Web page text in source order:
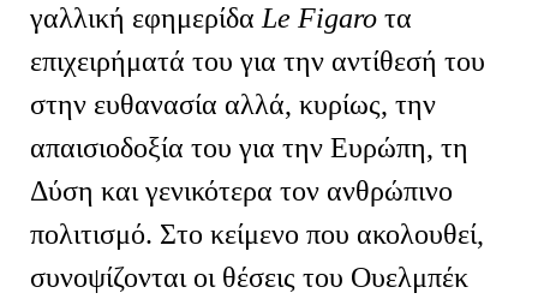
γαλλική εφημερίδα Le Figaro τα
επιχειρήματά του για την αντίθεσή του
στην ευθανασία αλλά, κυρίως, την
απαισιοδοξία του για την Ευρώπη, τη
Δύση και γενικότερα τον ανθρώπινο
πολιτισμό. Στο κείμενο που ακολουθεί,
συνοψίζονται οι θέσεις του Ουελμπέκ